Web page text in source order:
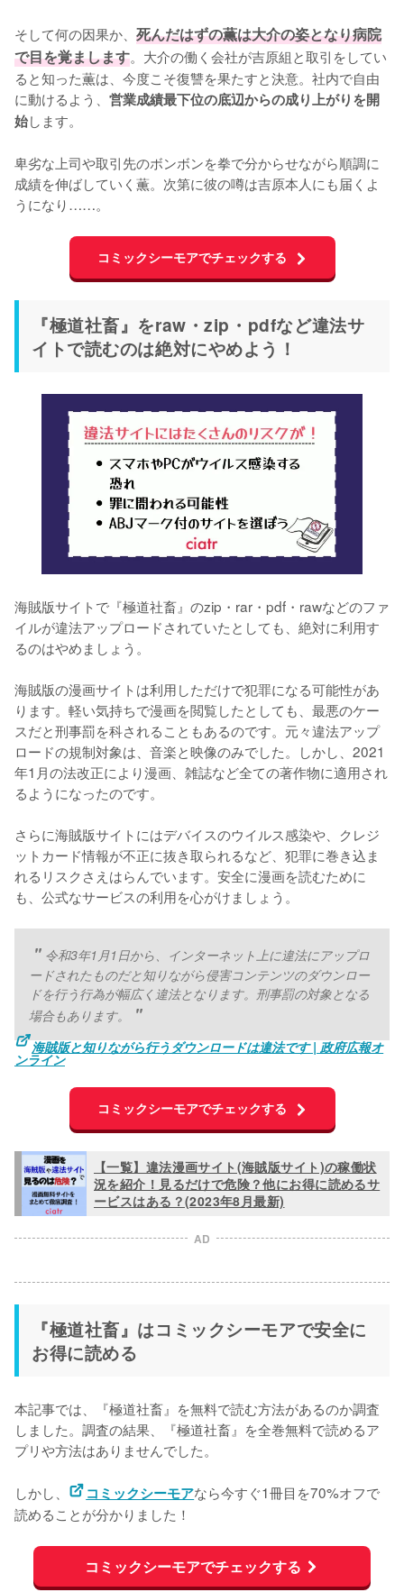
そして何の因果か、 死んだはずの薫は大介の姿となり病院
で目を覚まします。大介の働く会社が吉原組と取引をしてい
ると知った薫は、今度こそ復讐を果たすと決意。社内で自由
に動けるよう、 営業成績最下位の底辺からの成り上がりを開
始します。
卑劣な上司や取引先のボンボンを拳で分からせながら順調に
成績を伸ばしていく薫。次第に彼の噂は吉原本人にも届くよ
うになり……。
コミックシーモアでチェックする
『極道社畜』をraw・zip・pdfなど違法サ
イトで読むのは絶対にやめよう！
海賊版サイトで『極道社畜』のzip・rar・pdf・rawなどのファ
イルが違法アップロードされていたとしても、絶対に利用す
るのはやめましょう。
海賊版の漫画サイトは利用しただけで犯罪になる可能性があ
ります。軽い気持ちで漫画を閲覧したとしても、最悪のケー
スだと刑事罰を科されることもあるのです。元々違法アップ
ロードの規制対象は、音楽と映像のみでした。しかし、2021
年1月の法改正により漫画、雑誌など全ての著作物に適用され
るようになったのです。
さらに海賊版サイトにはデバイスのウイルス感染や、クレジ
ットカード情報が不正に抜き取られるなど、犯罪に巻き込ま
れるリスクさえはらんでいます。安全に漫画を読むために
も、公式なサービスの利用を心がけましょう。
令和3年1月1日から、インターネット上に違法にアップロ
ードされたものだと知りながら侵害コンテンツのダウンロー
ドを行う行為が幅広く違法となります。刑事罰の対象となる
場合もあります。
海賊版と知りながら行うダウンロードは違法です | 政府広報オ
ンライン
コミックシーモアでチェックする
【一覧】違法漫画サイト(海賊版サイト)の稼働状
況を紹介！見るだけで危険？他にお得に読めるサ
ービスはある？(2023年8月最新)
AD
『極道社畜』はコミックシーモアで安全に
お得に読める
本記事では、『極道社畜』を無料で読む方法があるのか調査
しました。調査の結果、『極道社畜』を全巻無料で読めるア
プリや方法はありませんでした。
しかし、 コミックシーモアなら今すぐ1冊目を70%オフで
読めることが分かりました！
コミックシーモアでチェックする